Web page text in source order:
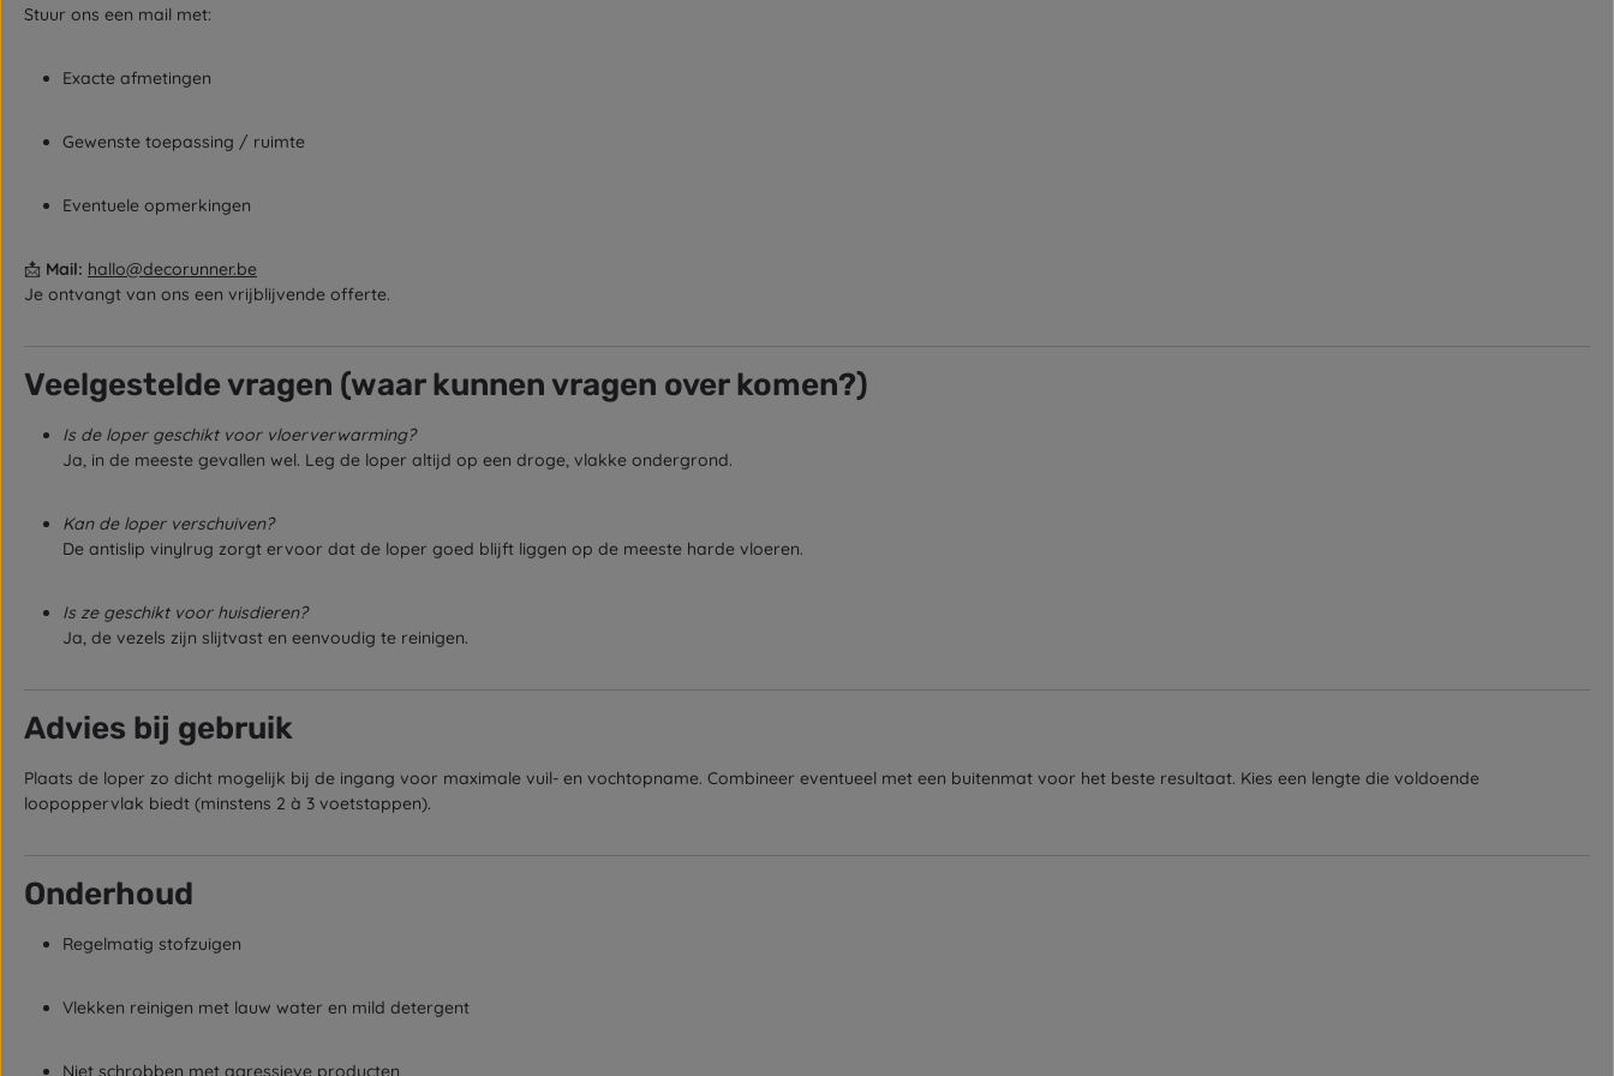
Stuur ons een mail met:
Exacte afmetingen
Gewenste toepassing / ruimte
Eventuele opmerkingen
📩 Mail: hallo@decorunner.be
Je ontvangt van ons een vrijblijvende offerte.
Veelgestelde vragen (waar kunnen vragen over komen?)
Is de loper geschikt voor vloerverwarming?
Ja, in de meeste gevallen wel. Leg de loper altijd op een droge, vlakke ondergrond.
Kan de loper verschuiven?
De antislip vinylrug zorgt ervoor dat de loper goed blijft liggen op de meeste harde vloeren.
Is ze geschikt voor huisdieren?
Ja, de vezels zijn slijtvast en eenvoudig te reinigen.
Advies bij gebruik
Plaats de loper zo dicht mogelijk bij de ingang voor maximale vuil- en vochtopname. Combineer eventueel met een buitenmat voor het beste resultaat. Kies een lengte die voldoende
loopoppervlak biedt (minstens 2 à 3 voetstappen).
Onderhoud
Regelmatig stofzuigen
Vlekken reinigen met lauw water en mild detergent
Niet schrobben met agressieve producten